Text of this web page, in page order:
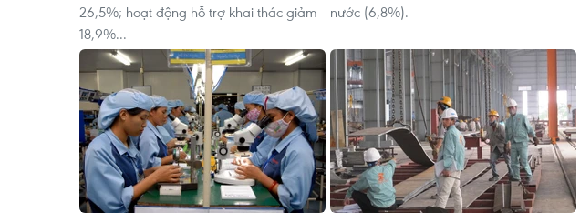
26,5%; hoạt động hỗ trợ khai thác giảm
18,9%...
nước (6,8%).